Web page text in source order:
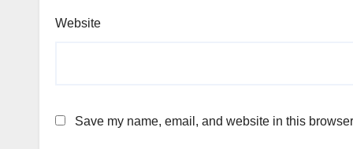
Website
Save my name, email, and website in this